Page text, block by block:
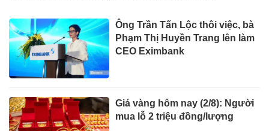
Ông Trần Tấn Lộc thôi việc, bà
Phạm Thị Huyền Trang lên làm
CEO Eximbank
Giá vàng hôm nay (2/8): Người
mua lỗ 2 triệu đồng/lượng